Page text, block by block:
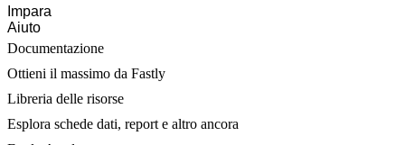
Impara
Aiuto
Documentazione
Ottieni il massimo da Fastly
Libreria delle risorse
Esplora schede dati, report e altro ancora